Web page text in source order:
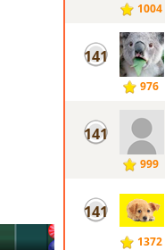
1004
141
976
141
999
141
1372